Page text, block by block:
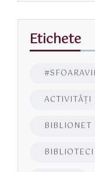
Etichete
ACTIVITĂŢI
BIBLIONET